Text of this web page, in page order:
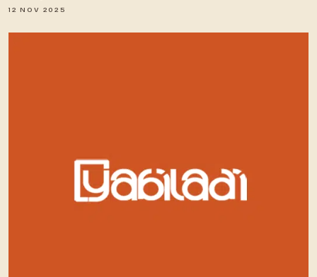
12 NOV 2025